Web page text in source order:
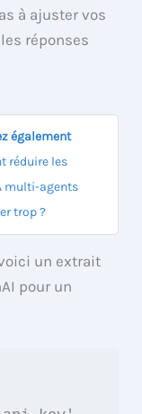
à ajuster vos
réponses
également
réduire les
multi-agents
trop ?
un extrait
pour un